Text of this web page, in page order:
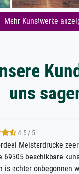
Mehr Kunstwerke
uns
4.5 / 5
Meisterdrucke
69505 beschikbare
is echter onbegonnen